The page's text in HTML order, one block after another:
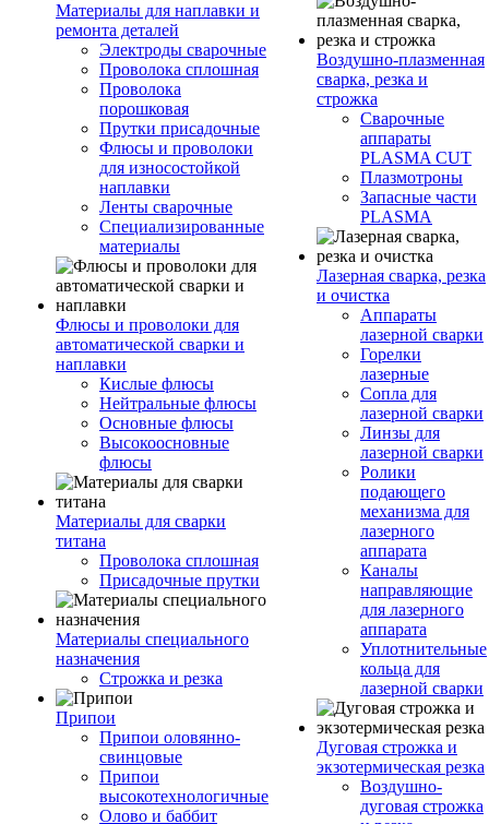
Материалы для наплавки и
ремонта деталей
Электроды сварочные
Проволока сплошная
Проволока
порошковая
Прутки присадочные
Флюсы и проволоки
для износостойкой
наплавки
Ленты сварочные
Специализированные
материалы
Флюсы и проволоки для
автоматической сварки и
наплавки
Кислые флюсы
Нейтральные флюсы
Основные флюсы
Высокоосновные
флюсы
Материалы для сварки
титана
Проволока сплошная
Присадочные прутки
Материалы специального
назначения
Строжка и резка
Припои
Припои оловянно-
свинцовые
Припои
высокотехнологичные
Олово и баббит
Воздушно-плазменная
сварка, резка и
строжка
Сварочные
аппараты
PLASMA CUT
Плазмотроны
Запасные части
PLASMA
Лазерная сварка, резка
и очистка
Аппараты
лазерной сварки
Горелки
лазерные
Сопла для
лазерной сварки
Линзы для
лазерной сварки
Ролики
подающего
механизма для
лазерного
аппарата
Каналы
направляющие
для лазерного
аппарата
Уплотнительные
кольца для
лазерной сварки
Дуговая строжка и
экзотермическая резка
Воздушно-
дуговая строжка